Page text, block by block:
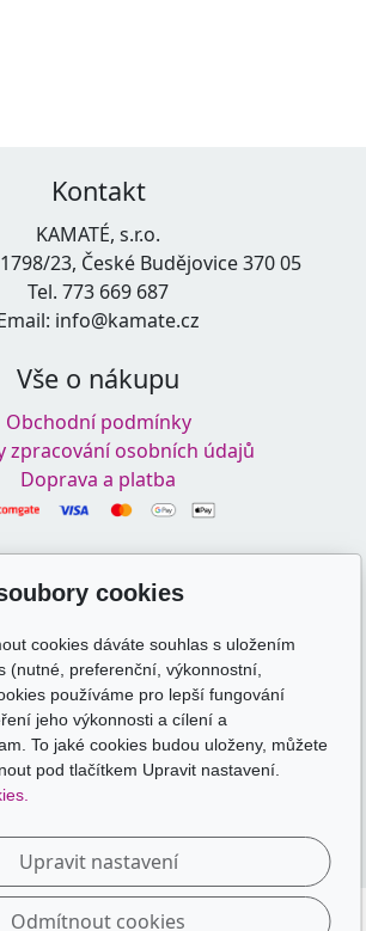
Kontakt
KAMATÉ, s.r.o.
23, České Budějovice 370 05
Tel. 773 669 687
info@kamate.cz
Vše o nákupu
Obchodní podmínky
zpracování osobních údajů
Doprava a platba
Odkazy
skolakamate.cz
skolakamate.online
Sledujte nás
cookies
cookies dáváte souhlas s uložením
(nutné, preferenční, výkonnostní,
používáme pro lepší fungování
jeho výkonnosti a cílení a
To jaké cookies budou uloženy, můžete
pod tlačítkem Upravit nastavení.
Upravit nastavení
Odmítnout cookies